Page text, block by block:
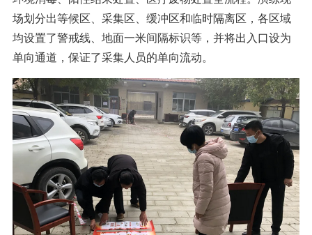
场划分出等候区、采集区、缓冲区和临时隔离区，各区域
均设置了警戒线、地面一米间隔标识等，并将出入口设为
单向通道，保证了采集人员的单向流动。